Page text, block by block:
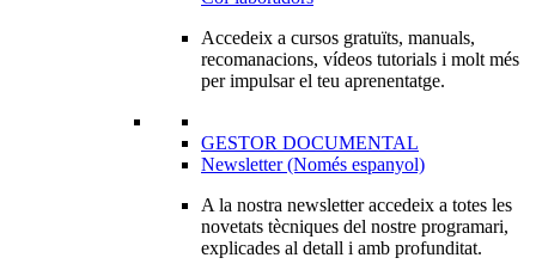
Accedeix a cursos gratuïts, manuals,
recomanacions, vídeos tutorials i molt més
per impulsar el teu aprenentatge.
GESTOR DOCUMENTAL
Newsletter (Només espanyol)
A la nostra newsletter accedeix a totes les
novetats tècniques del nostre programari,
explicades al detall i amb profunditat.